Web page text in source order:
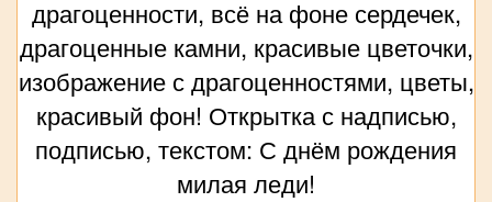
драгоценности, всё на фоне сердечек,
драгоценные камни, красивые цветочки,
изображение с драгоценностями, цветы,
красивый фон! Открытка с надписью,
подписью, текстом: С днём рождения
милая леди!